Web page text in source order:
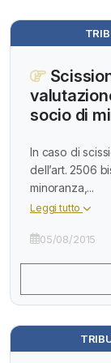
socio di
In caso di
dell’art. 2506
minoranza,...
Leggi tutto
05/08/2015